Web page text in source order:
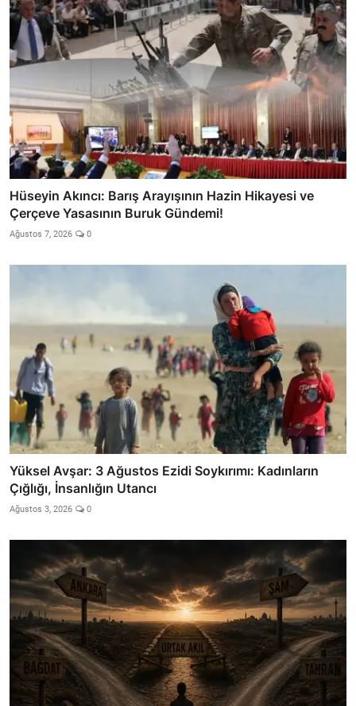
Hüseyin Akıncı: Barış Arayışının Hazin Hikayesi ve
Çerçeve Yasasının Buruk Gündemi!
Ağustos 7, 2026 0
Yüksel Avşar: 3 Ağustos Ezidi Soykırımı: Kadınların
Çığlığı, İnsanlığın Utancı
Ağustos 3, 2026 0